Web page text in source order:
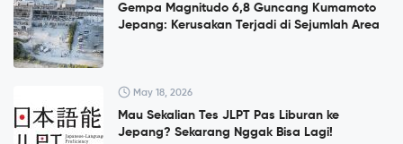
Gempa Magnitudo 6,8 Guncang Kumamoto
Jepang: Kerusakan Terjadi di Sejumlah Area
May 18, 2026
Mau Sekalian Tes JLPT Pas Liburan ke
Jepang? Sekarang Nggak Bisa Lagi!